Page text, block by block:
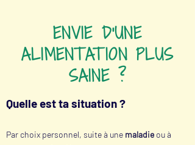
ENVIE D'UNE
ALIMENTATION PLUS
SAINE ?
Quelle est ta situation ?
Par choix personnel, suite à une maladie ou à